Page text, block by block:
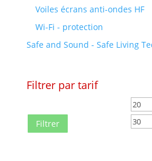
Voiles écrans anti-ondes HF
Wi-Fi - protection
Safe and Sound - Safe Living
Filtrer par tarif
Prix
min
Filtrer